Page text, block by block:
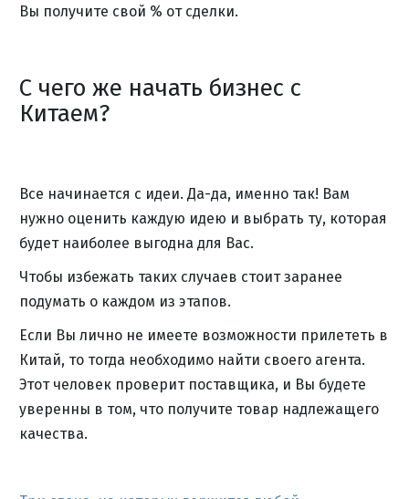
Вы получите свой % от сделки.
С чего же начать бизнес с
Китаем?
Все начинается с идеи. Да-да, именно так! Вам
нужно оценить каждую идею и выбрать ту, которая
будет наиболее выгодна для Вас.
Чтобы избежать таких случаев стоит заранее
подумать о каждом из этапов.
Если Вы лично не имеете возможности прилететь в
Китай, то тогда необходимо найти своего агента.
Этот человек проверит поставщика, и Вы будете
уверенны в том, что получите товар надлежащего
качества.